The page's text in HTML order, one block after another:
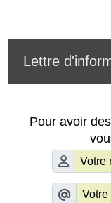
Lettre
Pour avoir